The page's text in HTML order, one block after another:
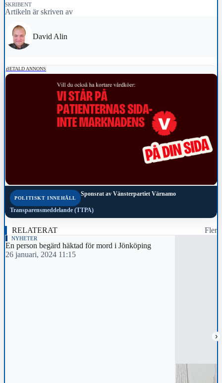
SKRIBENT
Artikeln är skriven av
David Alin
BETALD ANNONS
POLITISKT INNEHÅLL
Sponsrat av Vänsterpartiet Värnamo
Transparensmeddelande (TTPA)
RELATERAT Fler
›
NYHETER
En person begärd häktad för mord i Jönköping
26 januari, 2024 11:15